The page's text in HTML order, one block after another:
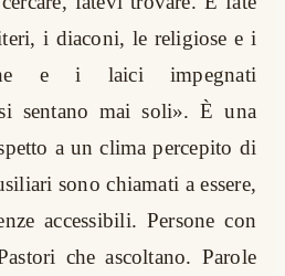
i diaconi, le religiose e i
e i laici impegnati
sentano mai soli». È una
a un clima percepito di
sono chiamati a essere,
accessibili. Persone con
che ascoltano. Parole